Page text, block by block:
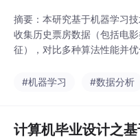
摘要：本研究基于机器学习
收集历史票房数据（包括电
征），对比多种算法性能并
类型和演员阵容对票房影响
#机器学习 #数据分析
计算机毕业设计之